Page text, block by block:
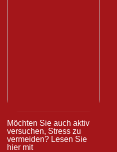
Möchten Sie auch aktiv
versuchen, Stress zu
vermeiden? Lesen Sie
hier mit